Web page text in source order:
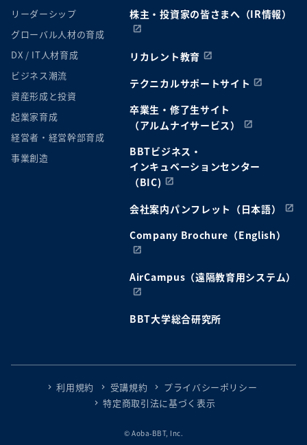
リーダーシップ
グローバル人材の育成
DX / IT人材育成
ビジネス潮流
資産形成と投資
起業家育成
経営者・経営幹部育成
事業創造
株主・投資家の皆さまへ（IR情報）
リカレント教育
テクニカルサポートサイト
卒業生・修了生サイト
（アルムナイサービス）
BBTビジネス・
インキュベーションセンター
（BIC)
会社案内パンフレット（日本語）
Company Brochure（English）
AirCampus（遠隔教育用システム）
BBT大学総合研究所
© Aoba-BBT, Inc.
利用規約 受講規約
プライバシーポリシー
特定商取引法に基づく表示